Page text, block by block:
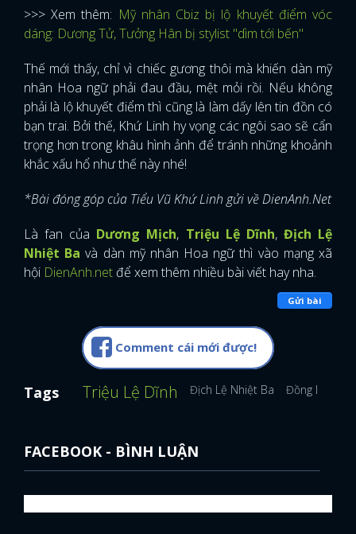
FACEBOOK GOOGLE
>>> Xem thêm: Mỹ nhân Cbiz bị lộ khuyết điểm vóc
dáng: Dương Tử, Tưởng Hân bị stylist "dìm tới bến"
Thế mới thấy, chỉ vì chiếc gương thôi mà khiến dàn mỹ
nhân Hoa ngữ phải đau đầu, mệt mỏi rồi. Nếu không
phải là lộ khuyết điểm thì cũng là làm dấy lên tin đồn có
bạn trai. Bởi thế, Khứ Linh hy vọng các ngôi sao sẽ cẩn
trọng hơn trong khâu hình ảnh để tránh những khoảnh
khắc xấu hổ như thế này nhé!
*Bài đóng góp của Tiểu Vũ Khứ Linh gửi về DienAnh.Net
Là fan của Dương Mịch, Triệu Lệ Dĩnh, Địch Lệ
Nhiệt Ba và dàn mỹ nhân Hoa ngữ thì vào mạng xã
hội DienAnh.net để xem thêm nhiều bài viết hay nha.
Gửi bài
Comment cái mới được!
Tags Triệu Lệ Dĩnh Địch Lệ Nhiệt Ba Đồng Lệ Á
FACEBOOK - BÌNH LUẬN